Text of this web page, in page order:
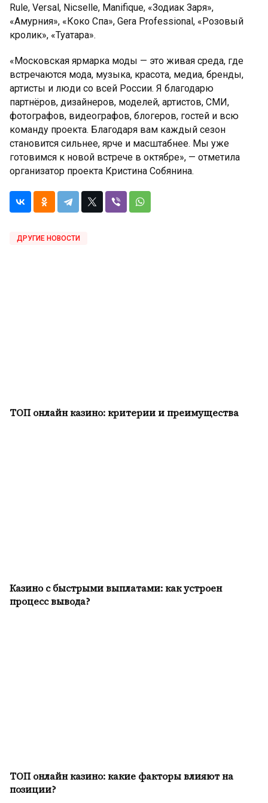
Rule, Versal, Nicselle, Manifique, «Зодиак Заря»,
«Амурния», «Коко Спа», Gera Professional, «Розовый
кролик», «Туатара».
«Московская ярмарка моды — это живая среда, где
встречаются мода, музыка, красота, медиа, бренды,
артисты и люди со всей России. Я благодарю
партнёров, дизайнеров, моделей, артистов, СМИ,
фотографов, видеографов, блогеров, гостей и всю
команду проекта. Благодаря вам каждый сезон
становится сильнее, ярче и масштабнее. Мы уже
готовимся к новой встрече в октябре», — отметила
организатор проекта Кристина Собянина.
ДРУГИЕ НОВОСТИ
ТОП онлайн казино: критерии и преимущества
Казино с быстрыми выплатами: как устроен
процесс вывода?
ТОП онлайн казино: какие факторы влияют на
позиции?